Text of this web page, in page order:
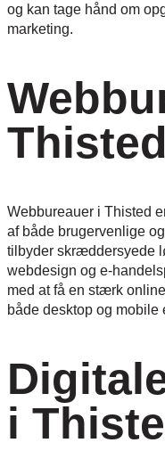
og kan tage hånd om
marketing.
Thisted
Webbureauer i Thisted
af både brugervenlige
tilbyder skræddersyede
webdesign og e-
med at få en stærk
både desktop og mobile
i